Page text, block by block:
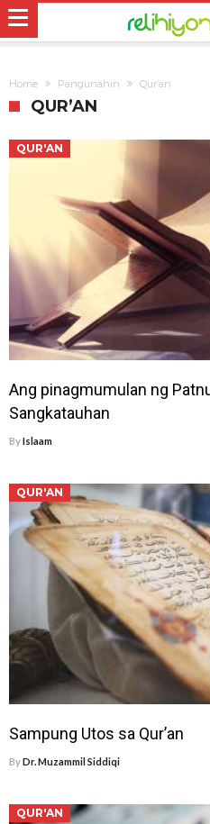
Home Pangunahin Qur’an
QUR’AN
QUR'AN
Ang pinagmumulan ng
Sangkatauhan
ByIslaam
QUR'AN
Sampung Utos sa Qur’an
ByDr. Muzammil Siddiqi
QUR'AN